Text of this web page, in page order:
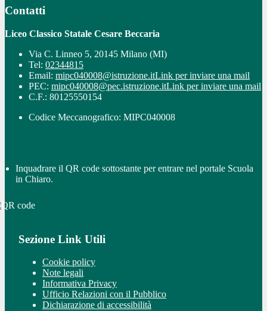
Contatti
Liceo Classico Statale Cesare Beccaria
Via C. Linneo 5, 20145 Milano (MI)
Tel: 02344815
Email: mipc040008@istruzione.itLink per inviare una mail
PEC: mipc040008@pec.istruzione.itLink per inviare una mail
C.F.: 80125550154
Codice Meccanografico: MIPC040008
Inquadrare il QR code sottostante per entrare nel portale Scuola
in Chiaro.
Sezione Link Utili
Cookie policy
Note legali
Informativa Privacy
Ufficio Relazioni con il Pubblico
Dichiarazione di accessibilità